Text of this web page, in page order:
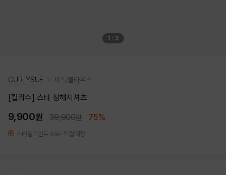
1 3
CURLYSUE 셔츠/블라우스
[컬리수] 스타 청해지셔츠
9,900원 39,900원 75%
스타일포인트 99P 적립예정